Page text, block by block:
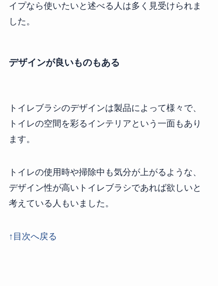
イプなら使いたいと述べる人は多く見受けられま
した。
デザインが良いものもある
トイレブラシのデザインは製品によって様々で、
トイレの空間を彩るインテリアという一面もあり
ます。
トイレの使用時や掃除中も気分が上がるような、
デザイン性が高いトイレブラシであれば欲しいと
考えている人もいました。
↑目次へ戻る